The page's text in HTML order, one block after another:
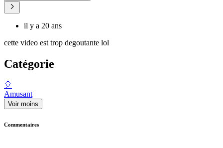
il y a 20 ans
cette video est trop degoutante lol
Catégorie
🎈
Amusant
Voir moins
Commentaires